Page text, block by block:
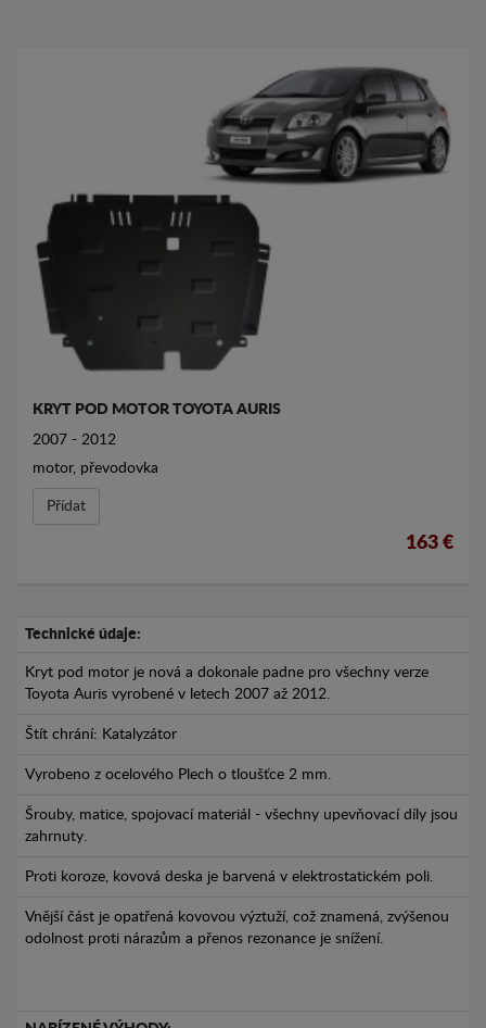
KRYT POD MOTOR TOYOTA AURIS
2007 - 2012
motor, převodovka
Přídat
163 €
Technické údaje:
Kryt pod motor je nová a dokonale padne pro všechny verze
Toyota Auris vyrobené v letech 2007 až 2012.
Štít chrání: Katalyzátor
Vyrobeno z ocelového Plech o tloušťce 2 mm.
Šrouby, matice, spojovací materiál - všechny upevňovací díly jsou
zahrnuty.
Proti koroze, kovová deska je barvená v elektrostatickém poli.
Vnější část je opatřená kovovou výztuží, což znamená, zvýšenou
odolnost proti nárazům a přenos rezonance je snížení.